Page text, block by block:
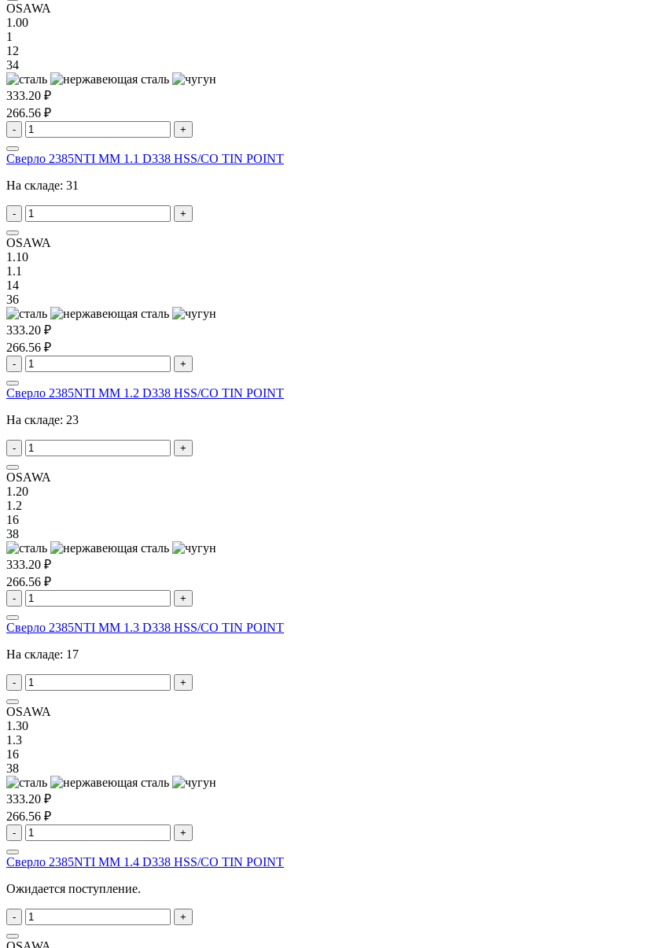
OSAWA
1.00
1
12
34
333.20 ₽
266.56 ₽
- +
Сверло 2385NTI MM 1.1 D338 HSS/CO TIN POINT
На складе: 31
- +
OSAWA
1.10
1.1
14
36
333.20 ₽
266.56 ₽
- +
Сверло 2385NTI MM 1.2 D338 HSS/CO TIN POINT
На складе: 23
- +
OSAWA
1.20
1.2
16
38
333.20 ₽
266.56 ₽
- +
Сверло 2385NTI MM 1.3 D338 HSS/CO TIN POINT
На складе: 17
- +
OSAWA
1.30
1.3
16
38
333.20 ₽
266.56 ₽
- +
Сверло 2385NTI MM 1.4 D338 HSS/CO TIN POINT
Ожидается поступление.
- +